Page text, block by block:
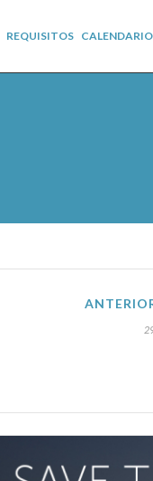
REQUISITOS CALENDARIO